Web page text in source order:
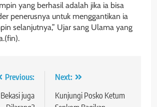
yang berhasil adalah jika ia bisa
penerusnya untuk menggantikan ia
selanjutnya,” Ujar sang Ulama yang
Previous:
juga
Next:
Kunjungi Posko Ketum